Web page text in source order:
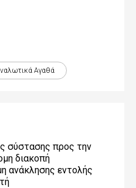
Αγαθά
σύστασης προς την
διακοπή
ανάκλησης εντολής